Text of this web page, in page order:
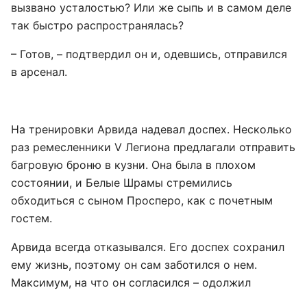
вызвано усталостью? Или же сыпь и в самом деле
так быстро распространялась?
– Готов, – подтвердил он и, одевшись, отправился
в арсенал.
На тренировки Арвида надевал доспех. Несколько
раз ремесленники V Легиона предлагали отправить
багровую броню в кузни. Она была в плохом
состоянии, и Белые Шрамы стремились
обходиться с сыном Просперо, как с почетным
гостем.
Арвида всегда отказывался. Его доспех сохранил
ему жизнь, поэтому он сам заботился о нем.
Максимум, на что он согласился – одолжил